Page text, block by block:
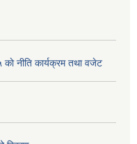
नीति कार्यक्रम तथा वजेट